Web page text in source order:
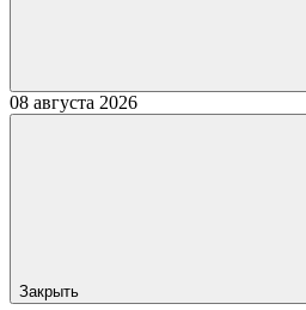
08 августа 2026
Закрыть